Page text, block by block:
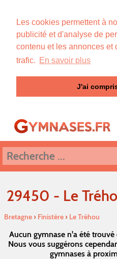
Les cookies permettent à
publicité et d'analyse de
contenu et les annonces et
trafic. En savoir plus
J'ai
29450 - Le
Bretagne› Finistére› Le Tréhou
Aucun gymnase n'a été
Nous vous suggérons
gymnases à